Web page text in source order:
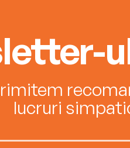
lucruri